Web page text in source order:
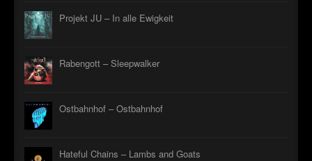
Projekt JU – In alle Ewigkeit
Rabengott – Sleepwalker
Ostbahnhof – Ostbahnhof
Hateful Chains – Lambs and Goats